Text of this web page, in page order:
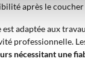
après le
est adaptée aux
professionnelle.
nécessitant une